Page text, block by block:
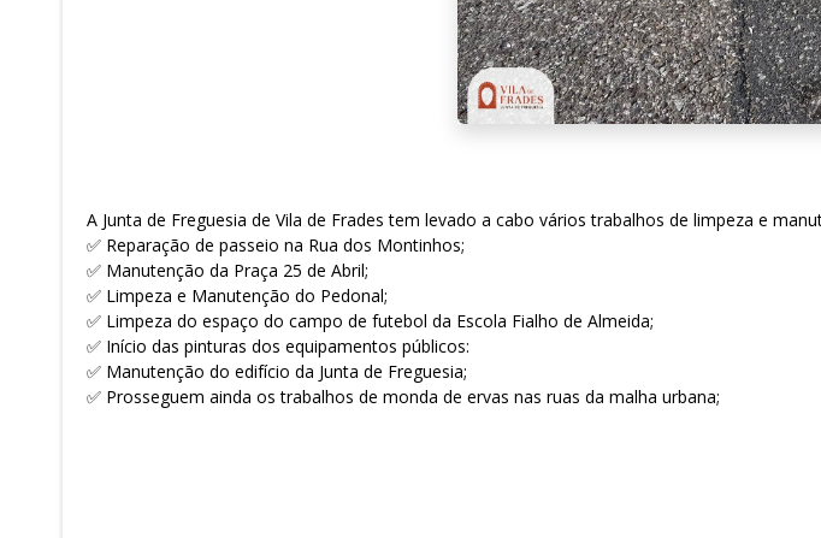
A Junta de Freguesia de Vila de Frades tem levado a cabo vários trabalhos de limpeza e
✅ Reparação de passeio na Rua dos Montinhos;
✅ Manutenção da Praça 25 de Abril;
✅ Limpeza e Manutenção do Pedonal;
✅ Limpeza do espaço do campo de futebol da Escola Fialho de Almeida;
✅ Início das pinturas dos equipamentos públicos:
✅ Manutenção do edifício da Junta de Freguesia;
✅ Prosseguem ainda os trabalhos de monda de ervas nas ruas da malha urbana;